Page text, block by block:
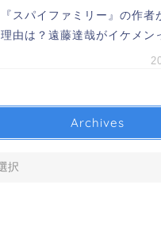
『スパイファミリー』の作者
理由は？遠藤達哉がイケメン
Archives